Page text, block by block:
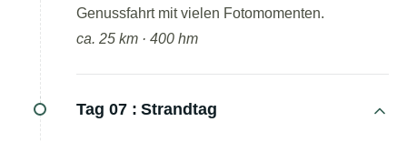
Genussfahrt mit vielen Fotomomenten.
ca. 25 km · 400 hm
Tag 07 : Strandtag